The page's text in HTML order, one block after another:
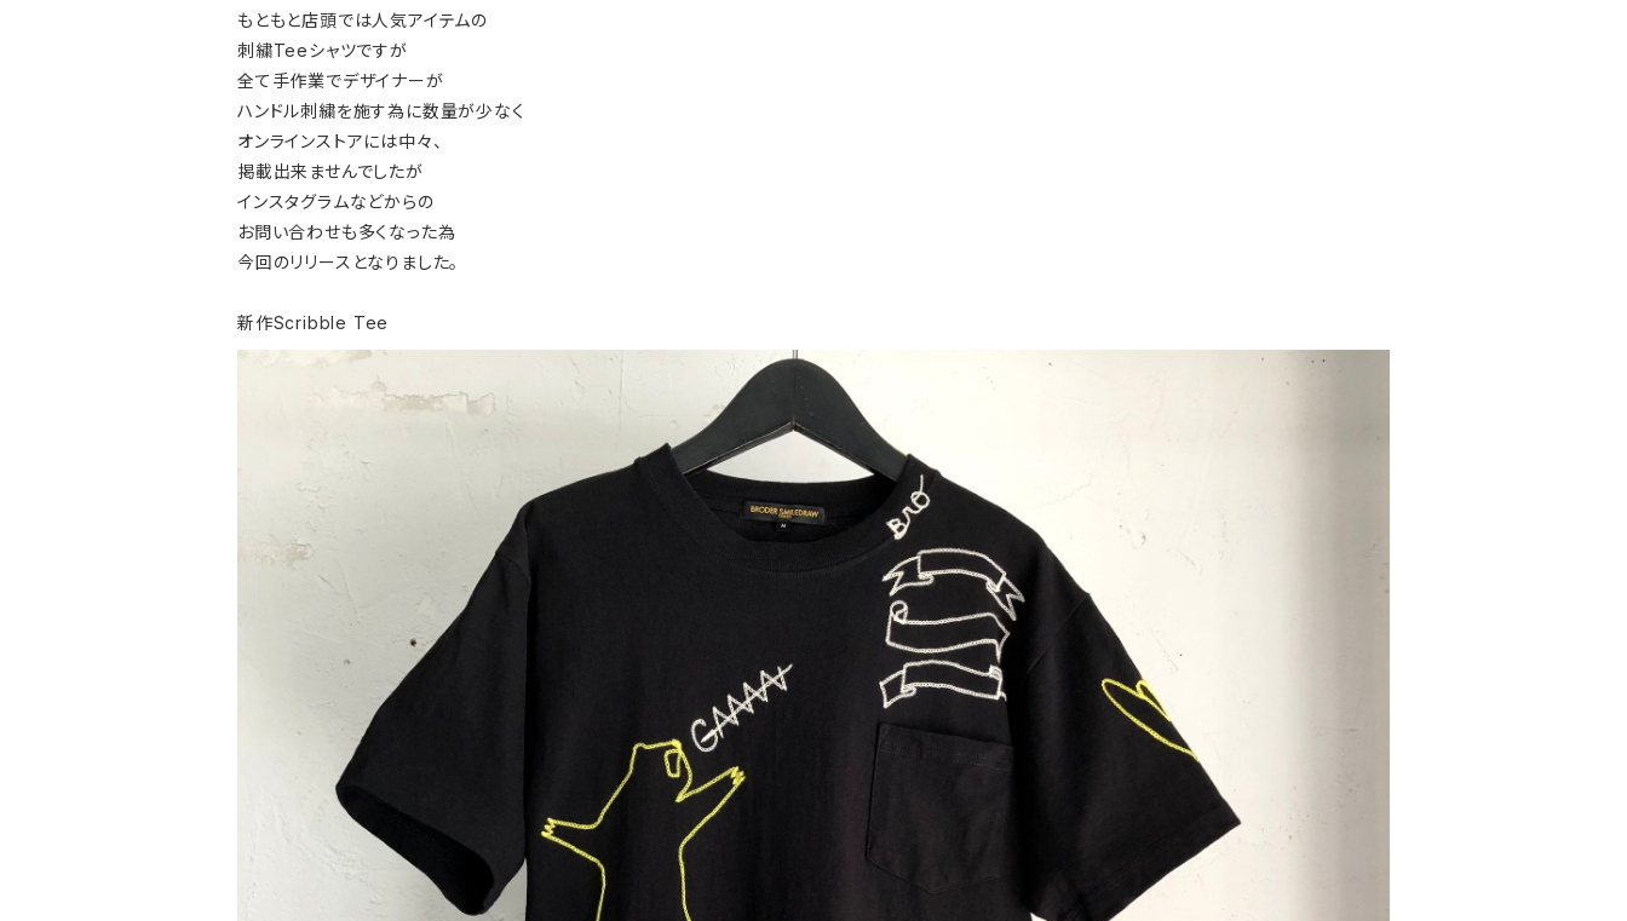
もともと店頭では人気アイテムの
刺繍Teeシャツですが
全て手作業でデザイナーが
ハンドル刺繍を施す為に数量が少なく
オンラインストアには中々、
掲載出来ませんでしたが
インスタグラムなどからの
お問い合わせも多くなった為
今回のリリースとなりました。
新作Scribble Tee